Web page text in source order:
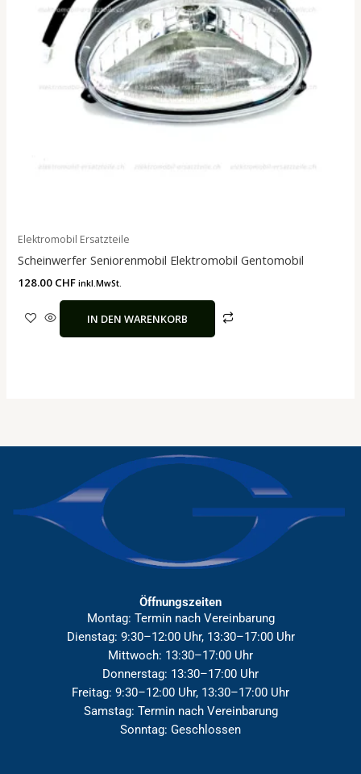
Elektromobil Ersatzteile
Scheinwerfer Seniorenmobil Elektromobil Gentomobil
128.00 CHF inkl.MwSt.
IN DEN WARENKORB
Öffnungszeiten
Montag: Termin nach Vereinbarung
Dienstag: 9:30–12:00 Uhr, 13:30–17:00 Uhr
Mittwoch: 13:30–17:00 Uhr
Donnerstag: 13:30–17:00 Uhr
Freitag: 9:30–12:00 Uhr, 13:30–17:00 Uhr
Samstag: Termin nach Vereinbarung
Sonntag: Geschlossen